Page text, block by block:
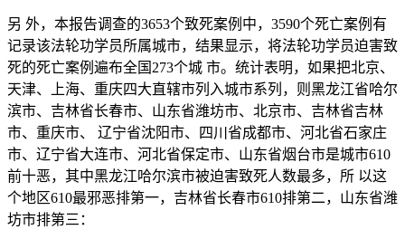
另 外，本报告调查的3653个致死案例中，3590个死亡案例有
记录该法轮功学员所属城市，结果显示，将法轮功学员迫害致
死的死亡案例遍布全国273个城 市。统计表明，如果把北京、
天津、上海、重庆四大直辖市列入城市系列，则黑龙江省哈尔
滨市、吉林省长春市、山东省潍坊市、北京市、吉林省吉林
市、重庆市、 辽宁省沈阳市、四川省成都市、河北省石家庄
市、辽宁省大连市、河北省保定市、山东省烟台市是城市610
前十恶，其中黑龙江哈尔滨市被迫害致死人数最多，所 以这
个地区610最邪恶排第一，吉林省长春市610排第二，山东省潍
坊市排第三：